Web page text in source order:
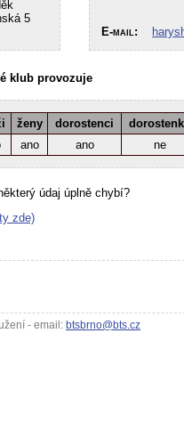
5
E-mail:
klub provozuje
ženy dorostenci
ano ano ne
údaj úplně chybí?
zde)
- email: btsbrno@bts.cz